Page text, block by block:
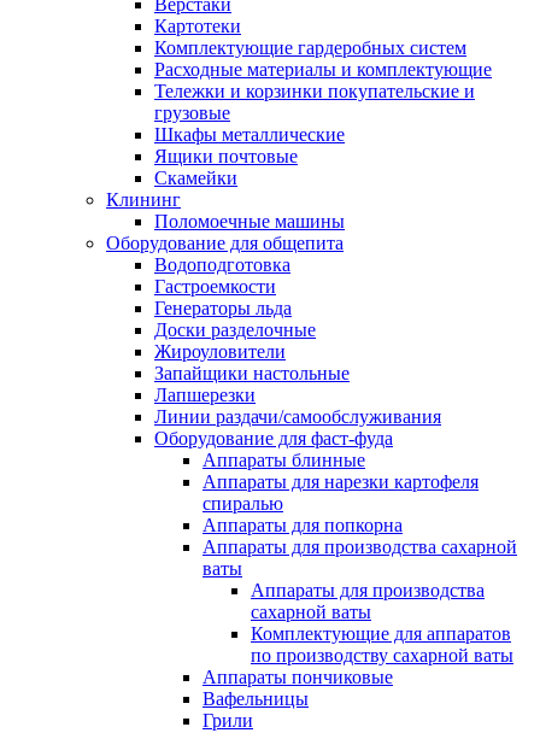
Верстаки
Картотеки
Комплектующие гардеробных систем
Расходные материалы и комплектующие
Тележки и корзинки покупательские и
грузовые
Шкафы металлические
Ящики почтовые
Скамейки
Клининг
Поломоечные машины
Оборудование для общепита
Водоподготовка
Гастроемкости
Генераторы льда
Доски разделочные
Жироуловители
Запайщики настольные
Лапшерезки
Линии раздачи/самообслуживания
Оборудование для фаст-фуда
Аппараты блинные
Аппараты для нарезки картофеля
спиралью
Аппараты для попкорна
Аппараты для производства сахарной
ваты
Аппараты для производства
сахарной ваты
Комплектующие для аппаратов
по производству сахарной ваты
Аппараты пончиковые
Вафельницы
Грили